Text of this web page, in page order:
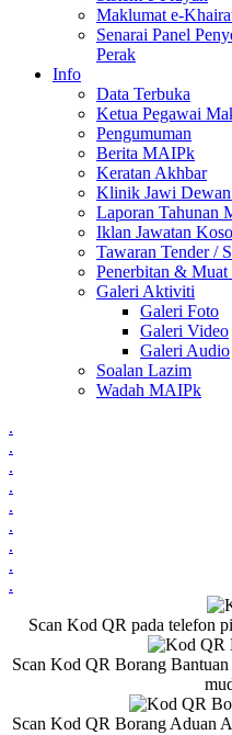
Maklumat e-
Senarai Panel
Perak
Info
Data Terbuka
Ketua Pegawai
Pengumuman
Berita MAIPk
Keratan Akhbar
Klinik Jawi Dewan
Laporan Tahunan
Iklan Jawatan
Tawaran Tender /
Penerbitan & Muat
Galeri Aktiviti
Galeri Foto
Galeri Video
Galeri Audio
Soalan Lazim
Wadah MAIPk
.
.
.
.
.
.
.
.
.
Scan Kod QR pada telefon
Scan Kod QR Borang
Scan Kod QR Borang Aduan